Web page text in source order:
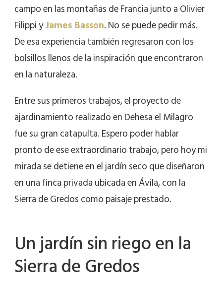
campo en las montañas de Francia junto a Olivier
Filippi yJames Basson. No se puede pedir más.
De esa experiencia también regresaron con los
bolsillos llenos de la inspiración que encontraron
en la naturaleza.
Entre sus primeros trabajos, el proyecto de
ajardinamiento realizado en Dehesa el Milagro
fue su gran catapulta. Espero poder hablar
pronto de ese extraordinario trabajo, pero hoy mi
mirada se detiene en el jardín seco que diseñaron
en una finca privada ubicada en Ávila, con la
Sierra de Gredos como paisaje prestado.
Un jardín sin riego en la
Sierra de Gredos